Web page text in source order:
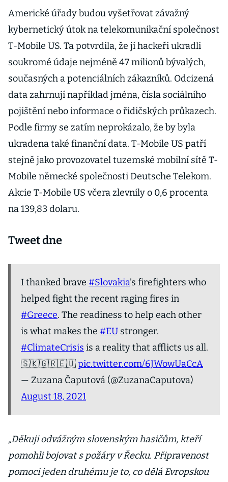
Americké úřady budou vyšetřovat závažný
kybernetický útok na telekomunikační společnost
T-Mobile US. Ta potvrdila, že jí hackeři ukradli
soukromé údaje nejméně 47 milionů bývalých,
současných a potenciálních zákazníků. Odcizená
data zahrnují například jména, čísla sociálního
pojištění nebo informace o řidičských průkazech.
Podle firmy se zatím neprokázalo, že by byla
ukradena také finanční data. T-Mobile US patří
stejně jako provozovatel tuzemské mobilní sítě T-
Mobile německé společnosti Deutsche Telekom.
Akcie T-Mobile US včera zlevnily o 0,6 procenta
na 139,83 dolaru.
Tweet dne
I thanked brave #Slovakia’s firefighters who
helped fight the recent raging fires in
#Greece. The readiness to help each other
is what makes the #EU stronger.
#ClimateCrisis is a reality that afflicts us all.
🇸🇰🇬🇷🇪🇺pic.twitter.com/6JWowUaCcA
— Zuzana Čaputová (@ZuzanaCaputova)
August 18, 2021
„Děkuji odvážným slovenským hasičům, kteří
pomohli bojovat s požáry v Řecku. Připravenost
pomoci jeden druhému je to, co dělá Evropskou